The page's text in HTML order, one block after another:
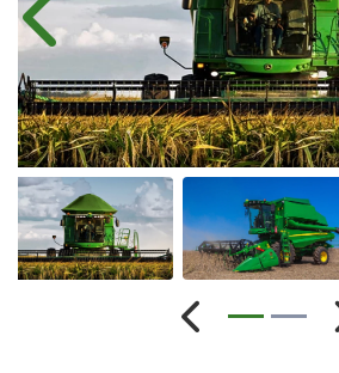
Anterior
Anterior